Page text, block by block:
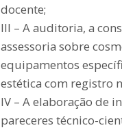
docente;
III – A auditoria, a
assessoria sobre
equipamentos
estética com registro
IV – A elaboração de
pareceres técnico-